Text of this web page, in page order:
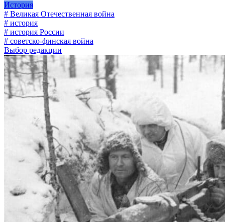
История
# Великая Отечественная война
# история
# история России
# советско-финская война
Выбор редакции